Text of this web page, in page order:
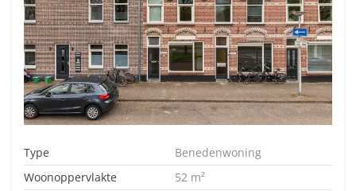
Type
Benedenwoning
Woonoppervlakte
52 m²